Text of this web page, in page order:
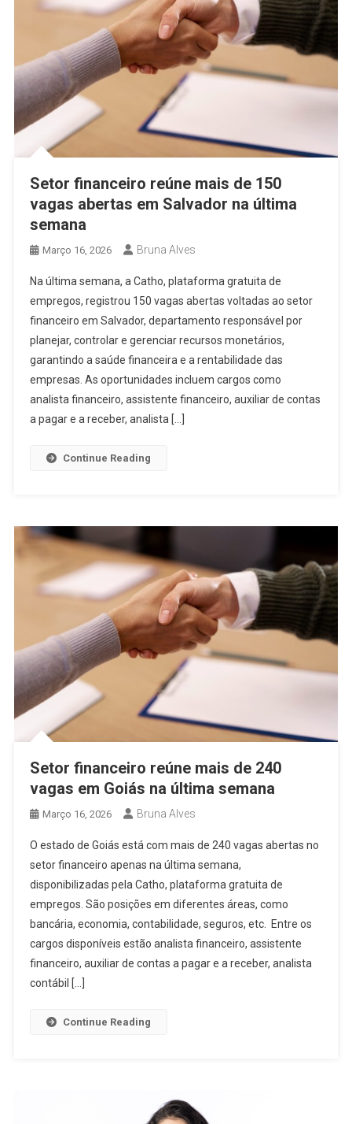
Setor financeiro reúne mais de 150
vagas abertas em Salvador na última
semana
Março 16, 2026 Bruna Alves
Na última semana, a Catho, plataforma gratuita de
empregos, registrou 150 vagas abertas voltadas ao setor
financeiro em Salvador, departamento responsável por
planejar, controlar e gerenciar recursos monetários,
garantindo a saúde financeira e a rentabilidade das
empresas. As oportunidades incluem cargos como
analista financeiro, assistente financeiro, auxiliar de contas
a pagar e a receber, analista […]
Continue Reading
Setor financeiro reúne mais de 240
vagas em Goiás na última semana
Março 16, 2026 Bruna Alves
O estado de Goiás está com mais de 240 vagas abertas no
setor financeiro apenas na última semana,
disponibilizadas pela Catho, plataforma gratuita de
empregos. São posições em diferentes áreas, como
bancária, economia, contabilidade, seguros, etc. Entre os
cargos disponíveis estão analista financeiro, assistente
financeiro, auxiliar de contas a pagar e a receber, analista
contábil […]
Continue Reading